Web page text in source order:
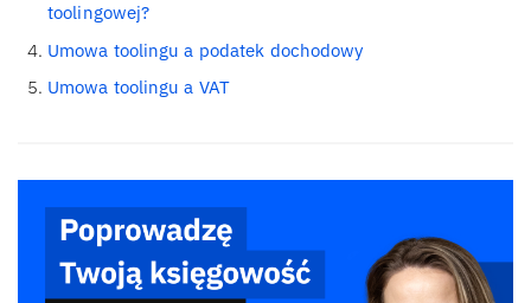
toolingowej?
Umowa toolingu a podatek dochodowy
Umowa toolingu a VAT